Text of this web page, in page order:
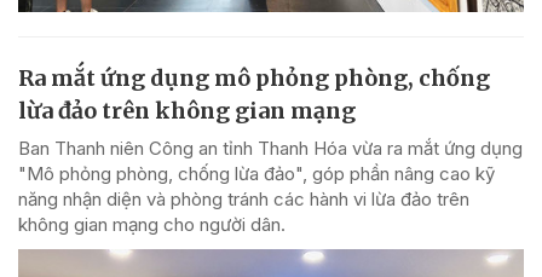
Ra mắt ứng dụng mô phỏng phòng, chống
lừa đảo trên không gian mạng
Ban Thanh niên Công an tỉnh Thanh Hóa vừa ra mắt ứng dụng
"Mô phỏng phòng, chống lừa đảo", góp phần nâng cao kỹ
năng nhận diện và phòng tránh các hành vi lừa đảo trên
không gian mạng cho người dân.